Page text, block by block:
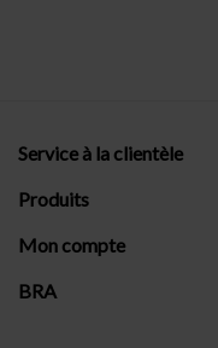
Service à la clientèle
Produits
Mon compte
BRA